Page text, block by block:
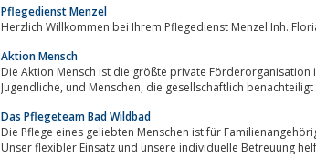
Pflegedienst Menzel
Herzlich Willkommen bei Ihrem Pflegedienst Menzel Inh.
Aktion Mensch
Die Aktion Mensch ist die größte private Förderorganisation in
Jugendliche, und Menschen, die gesellschaftlich
Das Pflegeteam Bad Wildbad
Die Pflege eines geliebten Menschen ist für Familienangehörige eine
Unser flexibler Einsatz und unsere individuelle Betreuung